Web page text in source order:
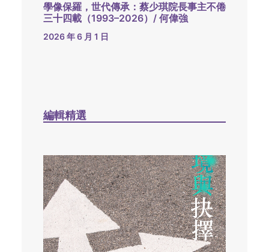
學像保羅，世代傳承：蔡少琪院長事主不倦
三十四載（1993–2026）/ 何偉強
2026 年 6 月 1 日
編輯精選